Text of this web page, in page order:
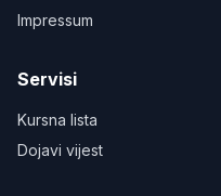
Impressum
Servisi
Kursna lista
Dojavi vijest